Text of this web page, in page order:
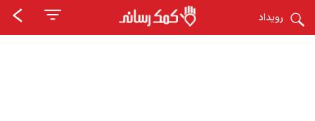
رویداد